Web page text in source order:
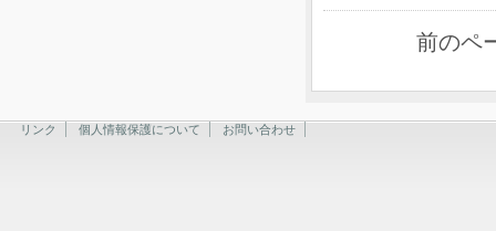
前のペ
リンク 個人情報保護について お問い合わせ